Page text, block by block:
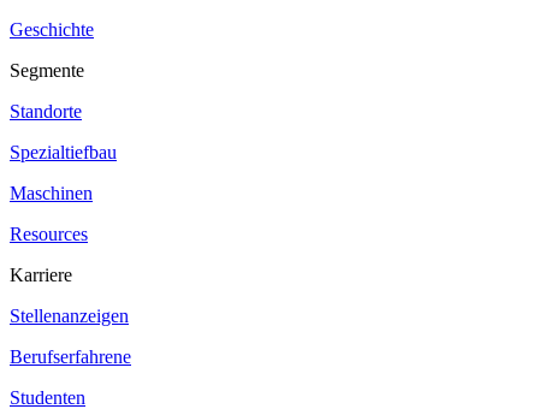
Geschichte
Segmente
Standorte
Spezialtiefbau
Maschinen
Resources
Karriere
Stellenanzeigen
Berufserfahrene
Studenten